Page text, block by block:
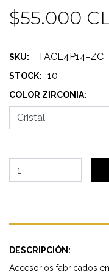
$55.000
SKU: TACL4P14-ZC
STOCK: 10
COLOR ZIRCONIA:
DESCRIPCIÓN:
Accesorios fabricados